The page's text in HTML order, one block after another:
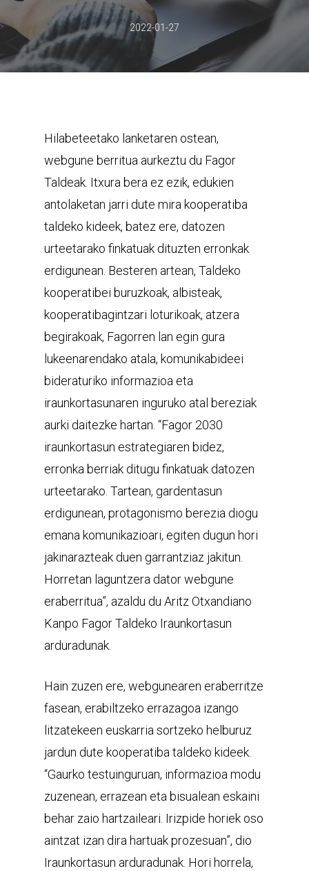
2022-01-27
Hilabeteetako lanketaren ostean,
webgune berritua aurkeztu du Fagor
Taldeak. Itxura bera ez ezik, edukien
antolaketan jarri dute mira kooperatiba
taldeko kideek, batez ere, datozen
urteetarako finkatuak dituzten erronkak
erdigunean. Besteren artean, Taldeko
kooperatibei buruzkoak, albisteak,
kooperatibagintzari loturikoak, atzera
begirakoak, Fagorren lan egin gura
lukeenarendako atala, komunikabideei
bideraturiko informazioa eta
iraunkortasunaren inguruko atal bereziak
aurki daitezke hartan. “Fagor 2030
iraunkortasun estrategiaren bidez,
erronka berriak ditugu finkatuak datozen
urteetarako. Tartean, gardentasun
erdigunean, protagonismo berezia diogu
emana komunikazioari, egiten dugun hori
jakinarazteak duen garrantziaz jakitun.
Horretan laguntzera dator webgune
eraberritua”, azaldu du Aritz Otxandiano
Kanpo Fagor Taldeko Iraunkortasun
arduradunak.
Hain zuzen ere, webgunearen eraberritze
fasean, erabiltzeko errazagoa izango
litzatekeen euskarria sortzeko helburuz
jardun dute kooperatiba taldeko kideek.
“Gaurko testuinguruan, informazioa modu
zuzenean, errazean eta bisualean eskaini
behar zaio hartzaileari. Irizpide horiek oso
aintzat izan dira hartuak prozesuan”, dio
Iraunkortasun arduradunak. Hori horrela,